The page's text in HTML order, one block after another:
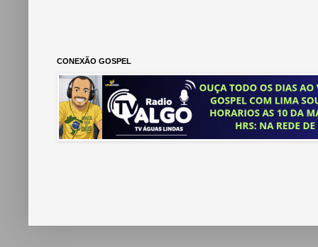
CONEXÃO GOSPEL